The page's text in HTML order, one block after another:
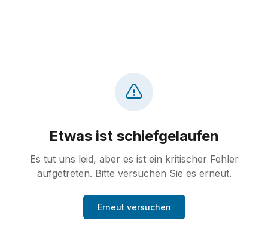
Etwas ist schiefgelaufen
Es tut uns leid, aber es ist ein kritischer Fehler
aufgetreten. Bitte versuchen Sie es erneut.
Erneut versuchen